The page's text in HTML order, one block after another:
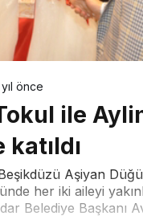
önce
ile
Aşiyan
her iki aileyi
Belediye Başkanı